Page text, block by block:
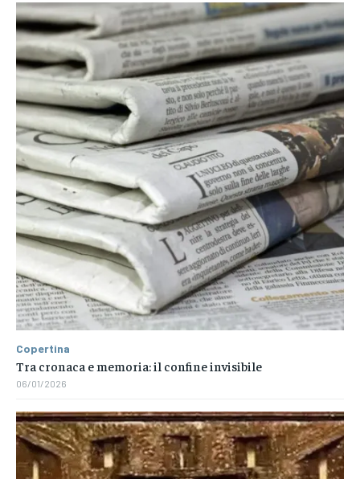
Copertina
Tra cronaca e memoria: il confine invisibile
06/01/2026